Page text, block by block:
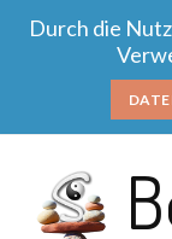
Durch die